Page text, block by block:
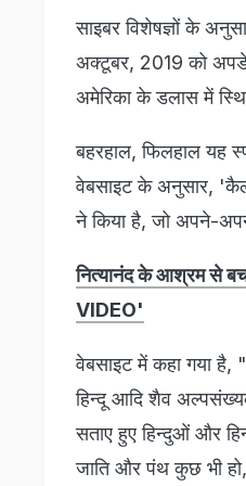
साइबर विशेषज्ञों के
अक्टूबर, 2019 को
अमेरिका के डलास में
बहरहाल, फिलहाल यह
वेबसाइट के अनुसार,
ने किया है, जो अपने-
नित्यानंद के आश्रम से
VIDEO'
वेबसाइट में कहा गया
हिन्दू आदि शैव
सताए हुए हिन्दुओं और
जाति और पंथ कुछ भी